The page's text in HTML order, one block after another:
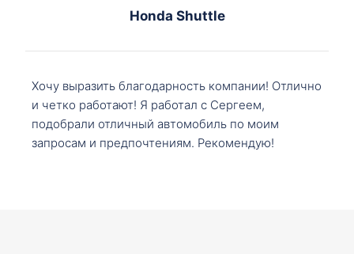
Honda Shuttle
Хочу выразить благодарность компании! Отлично
и четко работают! Я работал с Сергеем,
подобрали отличный автомобиль по моим
запросам и предпочтениям. Рекомендую!